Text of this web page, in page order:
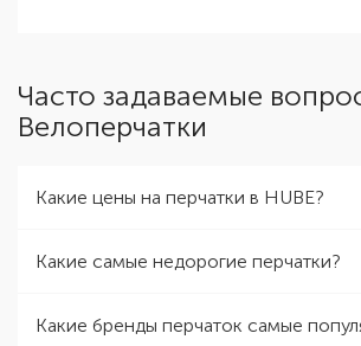
Часто задаваемые
Велоперчатки
Какие цены на перчатки в HUBE?
Какие самые недорогие перчатки?
Какие бренды перчаток самые